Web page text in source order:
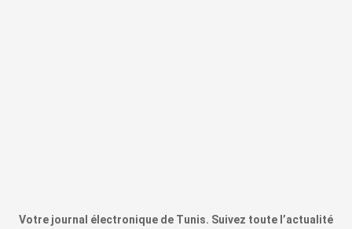
Votre journal électronique de Tunis. Suivez toute l’actualité